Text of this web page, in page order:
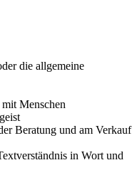
die allgemeine
Menschen
Beratung und am Verkauf
in Wort und